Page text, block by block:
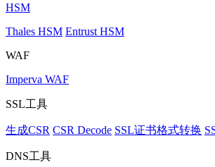
HSM
Thales HSM Entrust HSM
WAF
Imperva WAF
SSL工具
生成CSR CSR Decode SSL证书格式转换
DNS工具